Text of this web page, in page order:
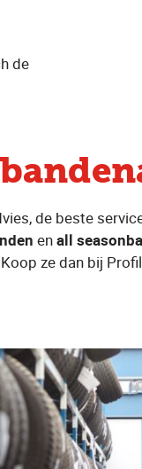
de
de beste
enall
ze dan bij